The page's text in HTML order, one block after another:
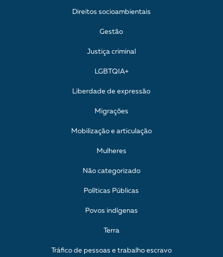
Direitos socioambientais
Gestão
Justiça criminal
LGBTQIA+
Liberdade de expressão
Migrações
Mobilização e articulação
Mulheres
Não categorizado
Políticas Públicas
Povos indígenas
Terra
Tráfico de pessoas e trabalho escravo